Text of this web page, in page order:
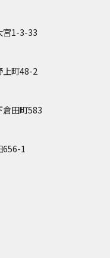
宮1-3-33
上町48-2
田町583
656-1